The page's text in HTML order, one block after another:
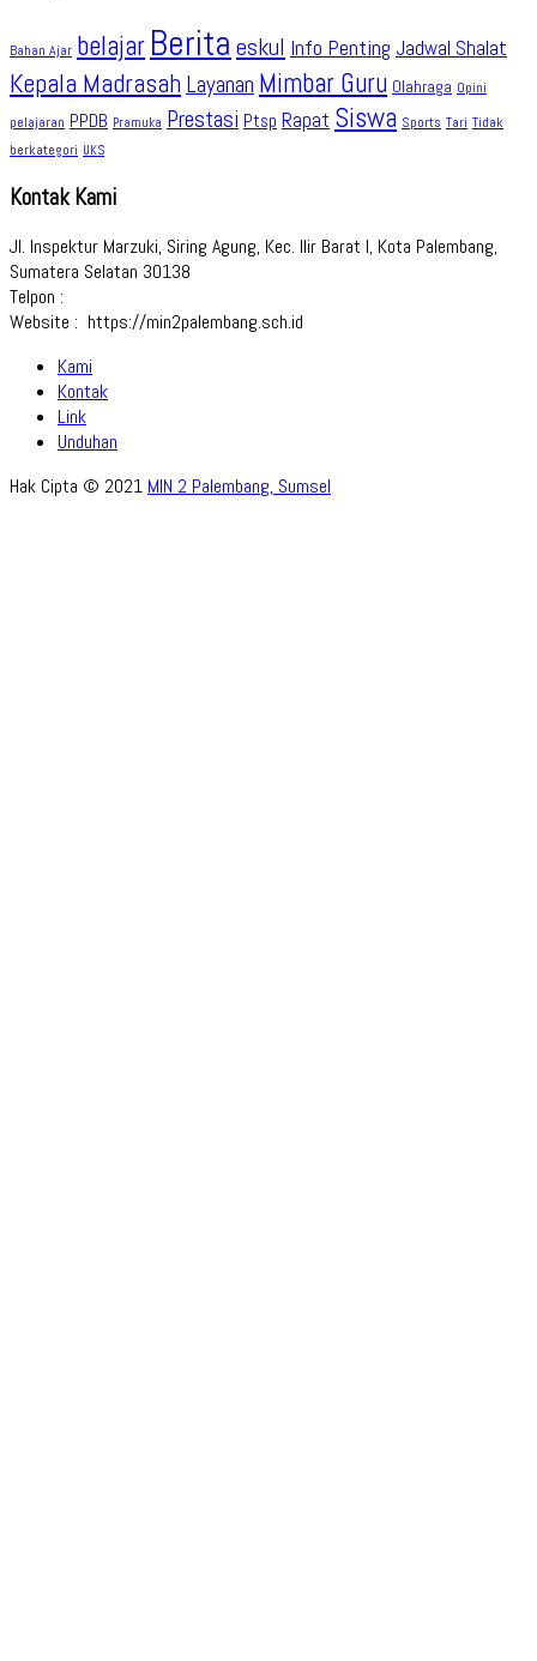
Bahan Ajar belajar Berita eskul Info Penting Jadwal Shalat
Kepala Madrasah Layanan Mimbar Guru Olahraga Opini
pelajaran PPDB Pramuka Prestasi Ptsp Rapat Siswa Sports Tari Tidak
berkategori UKS
Kontak Kami
Jl. Inspektur Marzuki, Siring Agung, Kec. Ilir Barat I, Kota Palembang,
Sumatera Selatan 30138
Telpon :
Website : https://min2palembang.sch.id
Kami
Kontak
Link
Unduhan
Hak Cipta © 2021 MIN 2 Palembang, Sumsel